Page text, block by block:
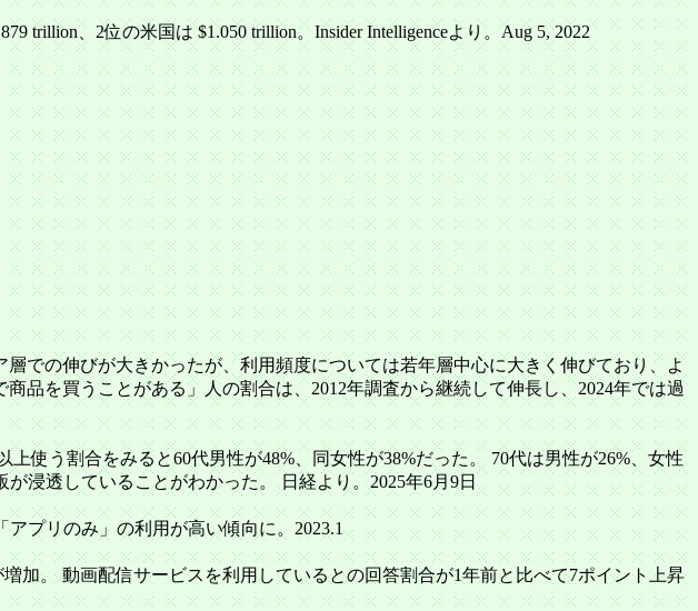
trillion、2位の米国は $1.050 trillion。Insider Intelligenceより。Aug 5, 2022
での伸びが大きかったが、利用頻度については若年層中心に大きく伸びており、よ
品を買うことがある」人の割合は、2012年調査から継続して伸長し、2024年では過
使う割合をみると60代男性が48%、同女性が38%だった。 70代は男性が26%、女性
浸透していることがわかった。 日経より。2025年6月9日
プリのみ」の利用が高い傾向に。2023.1
加。 動画配信サービスを利用しているとの回答割合が1年前と比べて7ポイント上昇